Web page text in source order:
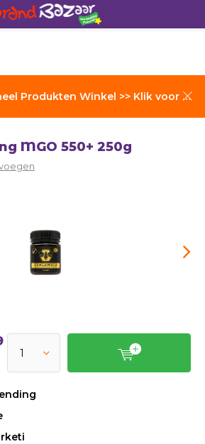
Winkel >> Klik voor Verzendkosten
dag verzending
MGO 550+ 250g